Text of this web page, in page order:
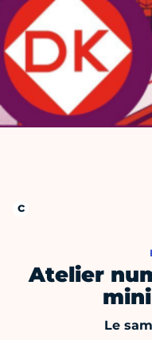
Atelier
Le